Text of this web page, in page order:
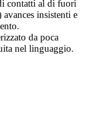
contatti al di fuori
insistenti e
da poca
nel linguaggio.